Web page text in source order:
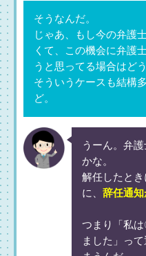
そうなんだ。
じゃあ、もし今の弁護
くて、この機会に弁護
うと思ってる場合はど
そういうケースも結構
ど。
うーん。弁
かな。
解任したと
に、 辞任通知
つまり「私
ました」っ